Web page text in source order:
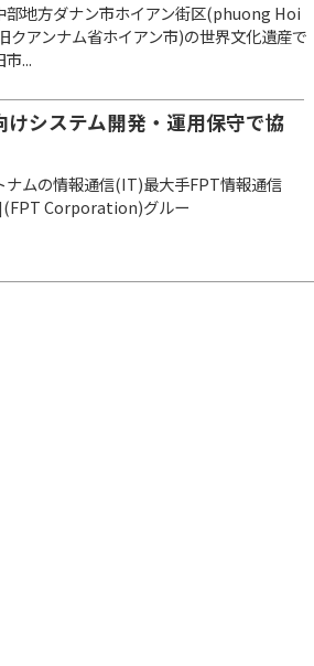
地方ダナン市ホイアン街区(phuong Hoi
クアンナム省ホイアン市)の世界文化遺産で
市...
システム開発・運用保守で協
ムの情報通信(IT)最大手FPT情報通信
Corporation)グルー